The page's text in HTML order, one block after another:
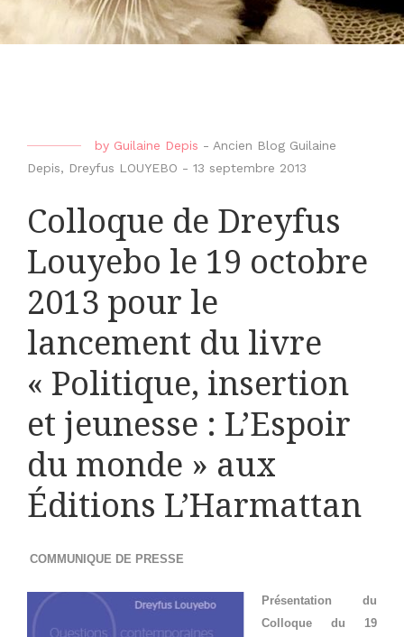
by Guilaine Depis - Ancien Blog Guilaine
Depis, Dreyfus LOUYEBO - 13 septembre 2013
Colloque de Dreyfus
Louyebo le 19 octobre
2013 pour le
lancement du livre
« Politique, insertion
et jeunesse : L’Espoir
du monde » aux
Éditions L’Harmattan
COMMUNIQUE DE PRESSE
Présentation du
Colloque du 19